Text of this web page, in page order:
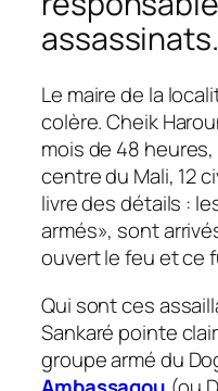
assassinats.
Le maire de la
colère. Cheik
mois de 48
centre du Mali, 12
livre des détails :
armés», sont
ouvert le feu et ce
Qui sont ces
Sankaré pointe
groupe armé du